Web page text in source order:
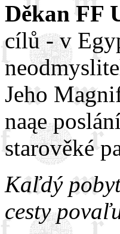
Děkan FF
cílů - v
Jeho
naąe
starověké
Kaľdý
cesty